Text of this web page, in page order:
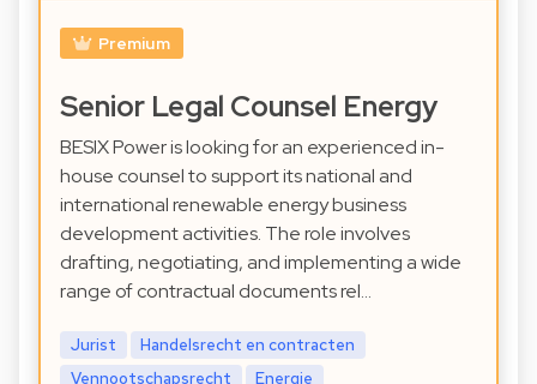
Premium
Senior Legal Counsel Energy
BESIX Power is looking for an experienced in-
house counsel to support its national and
international renewable energy business
development activities. The role involves
drafting, negotiating, and implementing a wide
range of contractual documents rel…
Jurist
Handelsrecht en contracten
Vennootschapsrecht
Energie